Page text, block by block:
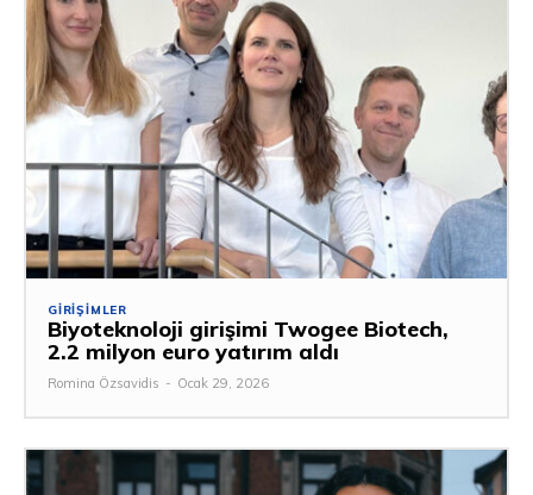
GIRIŞIMLER
Biyoteknoloji girişimi Twogee Biotech,
2.2 milyon euro yatırım aldı
Romina Özsavidis - Ocak 29, 2026